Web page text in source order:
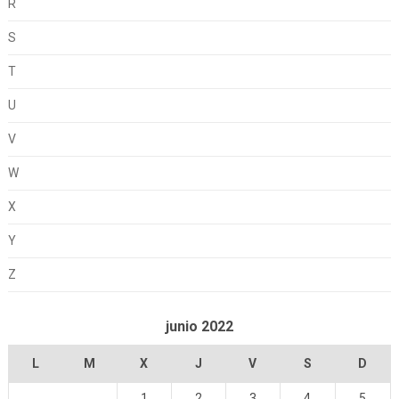
R
S
T
U
V
W
X
Y
Z
junio 2022
L M X J V S D